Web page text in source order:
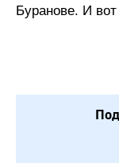
Буранове. И